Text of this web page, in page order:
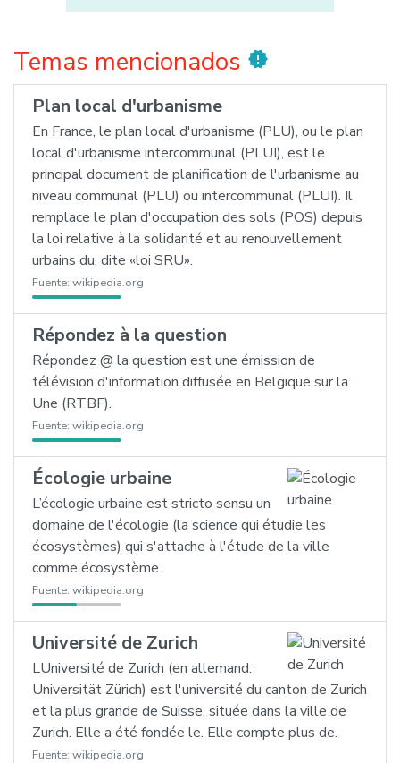
Temas mencionados new_releases
Plan local d'urbanisme
En France, le plan local d'urbanisme (PLU), ou le plan
local d'urbanisme intercommunal (PLUI), est le
principal document de planification de l'urbanisme au
niveau communal (PLU) ou intercommunal (PLUI). Il
remplace le plan d'occupation des sols (POS) depuis
la loi relative à la solidarité et au renouvellement
urbains du, dite «loi SRU».
Fuente: wikipedia.org
Répondez à la question
Répondez @ la question est une émission de
télévision d'information diffusée en Belgique sur la
Une (RTBF).
Fuente: wikipedia.org
Écologie urbaine
L’écologie urbaine est stricto sensu un
domaine de l'écologie (la science qui étudie les
écosystèmes) qui s'attache à l'étude de la ville
comme écosystème.
Fuente: wikipedia.org
Université de Zurich
LUniversité de Zurich (en allemand:
Universität Zürich) est l'université du canton de Zurich
et la plus grande de Suisse, située dans la ville de
Zurich. Elle a été fondée le. Elle compte plus de.
Fuente: wikipedia.org